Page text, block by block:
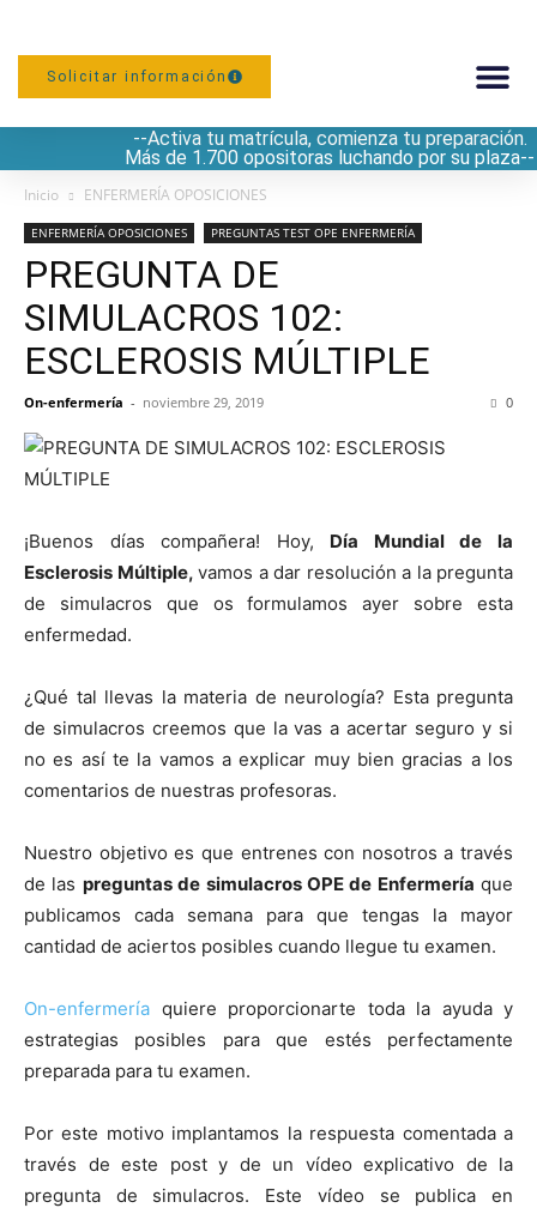
Solicitar información
--Activa tu matrícula, comienza tu preparación.
Más de 1.700 opositoras luchando por su plaza--
Inicio ENFERMERÍA OPOSICIONES
ENFERMERÍA OPOSICIONES PREGUNTAS TEST OPE ENFERMERÍA
PREGUNTA DE
SIMULACROS 102:
ESCLEROSIS MÚLTIPLE
On-enfermería - noviembre 29, 2019 0
¡Buenos días compañera! Hoy, Día Mundial de la
Esclerosis Múltiple, vamos a dar resolución a la pregunta
de simulacros que os formulamos ayer sobre esta
enfermedad.
¿Qué tal llevas la materia de neurología? Esta pregunta
de simulacros creemos que la vas a acertar seguro y si
no es así te la vamos a explicar muy bien gracias a los
comentarios de nuestras profesoras.
Nuestro objetivo es que entrenes con nosotros a través
de las preguntas de simulacros OPE de Enfermería que
publicamos cada semana para que tengas la mayor
cantidad de aciertos posibles cuando llegue tu examen.
On-enfermería quiere proporcionarte toda la ayuda y
estrategias posibles para que estés perfectamente
preparada para tu examen.
Por este motivo implantamos la respuesta comentada a
través de este post y de un vídeo explicativo de la
pregunta de simulacros. Este vídeo se publica en